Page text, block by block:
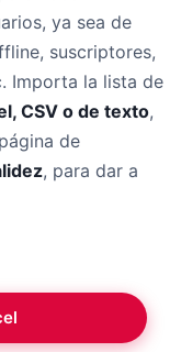
ya sea de
suscriptores,
Importa la lista de
CSV o de texto,
de
, para dar a